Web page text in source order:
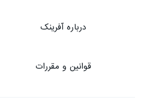
درباره آفرینک
قوانین و مقررات